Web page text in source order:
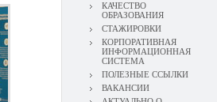
КАЧЕСТВО
ОБРАЗОВАНИЯ
СТАЖИРОВКИ
КОРПОРАТИВНАЯ
ИНФОРМАЦИОННАЯ
СИСТЕМА
ПОЛЕЗНЫЕ ССЫЛКИ
ВАКАНСИИ